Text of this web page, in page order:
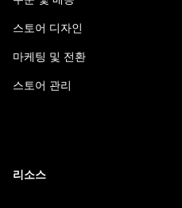
스토어 디자인
마케팅 및 전환
스토어 관리
리소스